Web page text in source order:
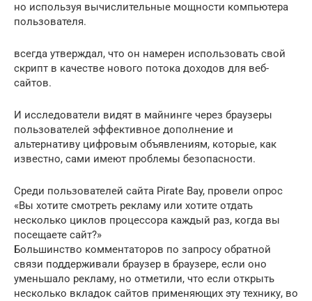
но используя вычислительные мощности компьютера
пользователя.
всегда утверждал, что он намерен использовать свой
скрипт в качестве нового потока доходов для веб-
сайтов.
И исследователи видят в майнинге через браузеры
пользователей эффективное дополнение и
альтернативу цифровым объявлениям, которые, как
известно, сами имеют проблемы безопасности.
Среди пользователей сайта Pirate Bay, провели опрос
«Вы хотите смотреть рекламу или хотите отдать
несколько циклов процессора каждый раз, когда вы
посещаете сайт?»
Большинство комментаторов по запросу обратной
связи поддерживали браузер в браузере, если оно
уменьшало рекламу, но отметили, что если открыть
несколько вкладок сайтов применяющих эту технику, во